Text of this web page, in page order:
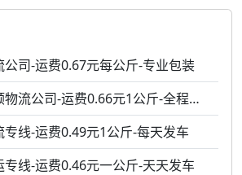
司-运费0.67元每公斤-专业包装
乌鲁木齐到安顺物流公司-运费0.66元1公斤-全程跟踪
线-运费0.49元1公斤-每天发车
线-运费0.46元一公斤-天天发车